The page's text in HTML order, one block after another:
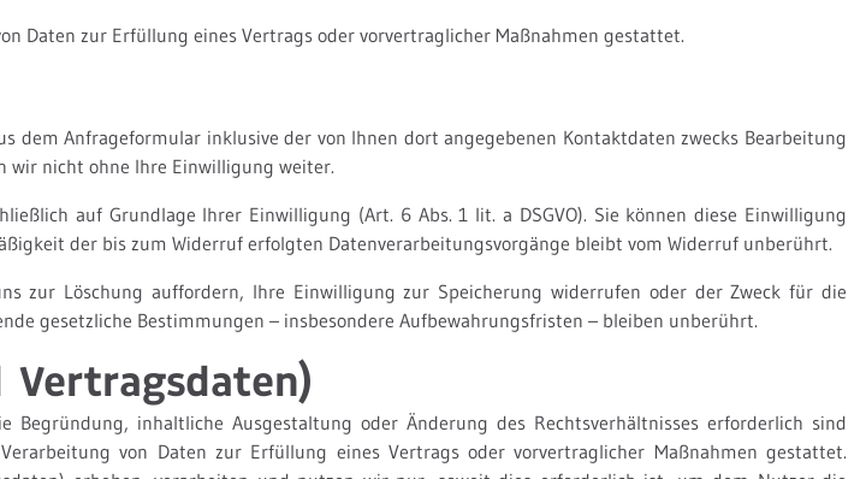
Daten zur Erfüllung eines Vertrags oder vorvertraglicher Maßnahmen gestattet.
dem Anfrageformular inklusive der von Ihnen dort angegebenen Kontaktdaten zwecks Bearbeitung
wir nicht ohne Ihre Einwilligung weiter.
auf Grundlage Ihrer Einwilligung (Art. 6 Abs. 1 lit. a DSGVO). Sie können diese Einwilligung
der bis zum Widerruf erfolgten Datenverarbeitungsvorgänge bleibt vom Widerruf unberührt.
zur Löschung auffordern, Ihre Einwilligung zur Speicherung widerrufen oder der Zweck für die
gesetzliche Bestimmungen – insbesondere Aufbewahrungsfristen – bleiben unberührt.
inhaltliche Ausgestaltung oder Änderung des Rechtsverhältnisses erforderlich sind
von Daten zur Erfüllung eines Vertrags oder vorvertraglicher Maßnahmen gestattet.